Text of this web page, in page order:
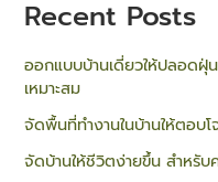
Recent Posts
ออกแบบบ้านเดี่ยวให้ปลอดฝุ่
เหมาะสม
จัดพื้นที่ทำงานในบ้านให้ตอบ
จัดบ้านให้ชีวิตง่ายขึ้น สำหรับ